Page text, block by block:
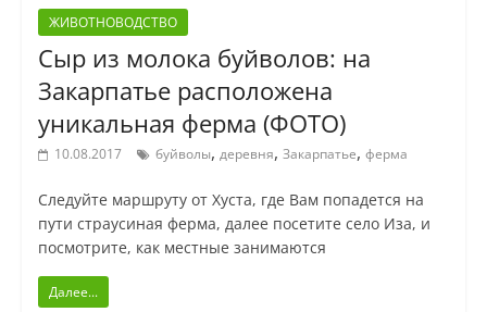
ЖИВОТНОВОДСТВО
Сыр из молока буйволов: на
Закарпатье расположена
уникальная ферма (ФОТО)
10.08.2017 буйволы, деревня, Закарпатье, ферма
Следуйте маршруту от Хуста, где Вам попадется на
пути страусиная ферма, далее посетите село Иза, и
посмотрите, как местные занимаются
Далее...